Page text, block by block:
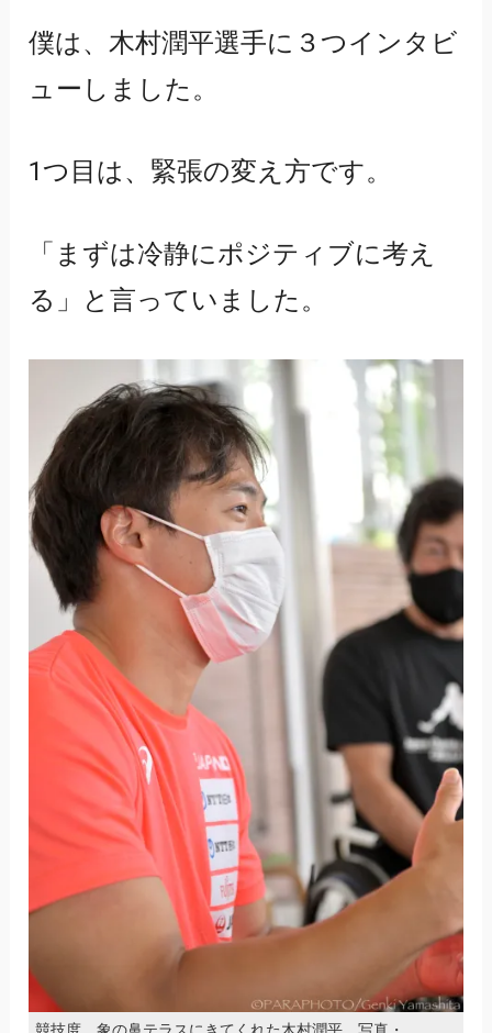
僕は、木村潤平選手に３つインタビ
ューしました。
1つ目は、緊張の変え方です。
「まずは冷静にポジティブに考え
る」と言っていました。